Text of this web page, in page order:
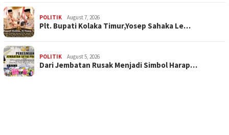
POLITIK August 7, 2026
Plt. Bupati Kolaka Timur,Yosep Sahaka Le…
POLITIK August 5, 2026
Dari Jembatan Rusak Menjadi Simbol Harap…